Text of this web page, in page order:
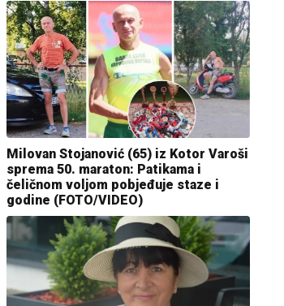
Milovan Stojanović (65) iz Kotor Varoši
sprema 50. maraton: Patikama i
čeličnom voljom pobjeđuje staze i
godine (FOTO/VIDEO)